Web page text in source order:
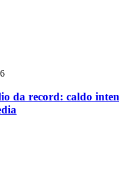
da record: caldo